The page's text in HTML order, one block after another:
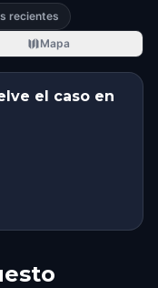
recientes
Mapa
el caso en